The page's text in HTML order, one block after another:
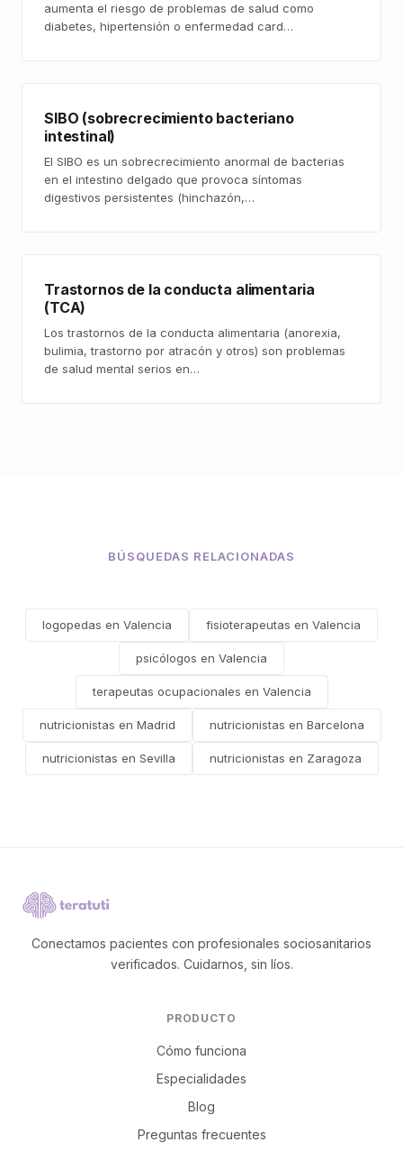
aumenta el riesgo de problemas de salud como
diabetes, hipertensión o enfermedad card…
SIBO (sobrecrecimiento bacteriano
intestinal)
El SIBO es un sobrecrecimiento anormal de bacterias
en el intestino delgado que provoca síntomas
digestivos persistentes (hinchazón,…
Trastornos de la conducta alimentaria
(TCA)
Los trastornos de la conducta alimentaria (anorexia,
bulimia, trastorno por atracón y otros) son problemas
de salud mental serios en…
BÚSQUEDAS RELACIONADAS
logopedas en Valencia fisioterapeutas en Valencia
psicólogos en Valencia
terapeutas ocupacionales en Valencia
nutricionistas en Madrid nutricionistas en Barcelona
nutricionistas en Sevilla nutricionistas en Zaragoza
Conectamos pacientes con profesionales sociosanitarios
verificados. Cuidarnos, sin líos.
PRODUCTO
Cómo funciona
Especialidades
Blog
Preguntas frecuentes